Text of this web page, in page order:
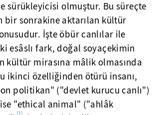
sürükleyicisi olmuştur. Bu süreçte
bir sonrakine aktarılan kültür
İşte öbür canlılar ile
esâslı fark, doğal soyaçekimin
kültür mirasına mâlik olmasında
ikinci özelliğinden ötürü insanı,
politikan" ("devlet kurucu canlı")
"ethical animal" ("ahlâk
[2]